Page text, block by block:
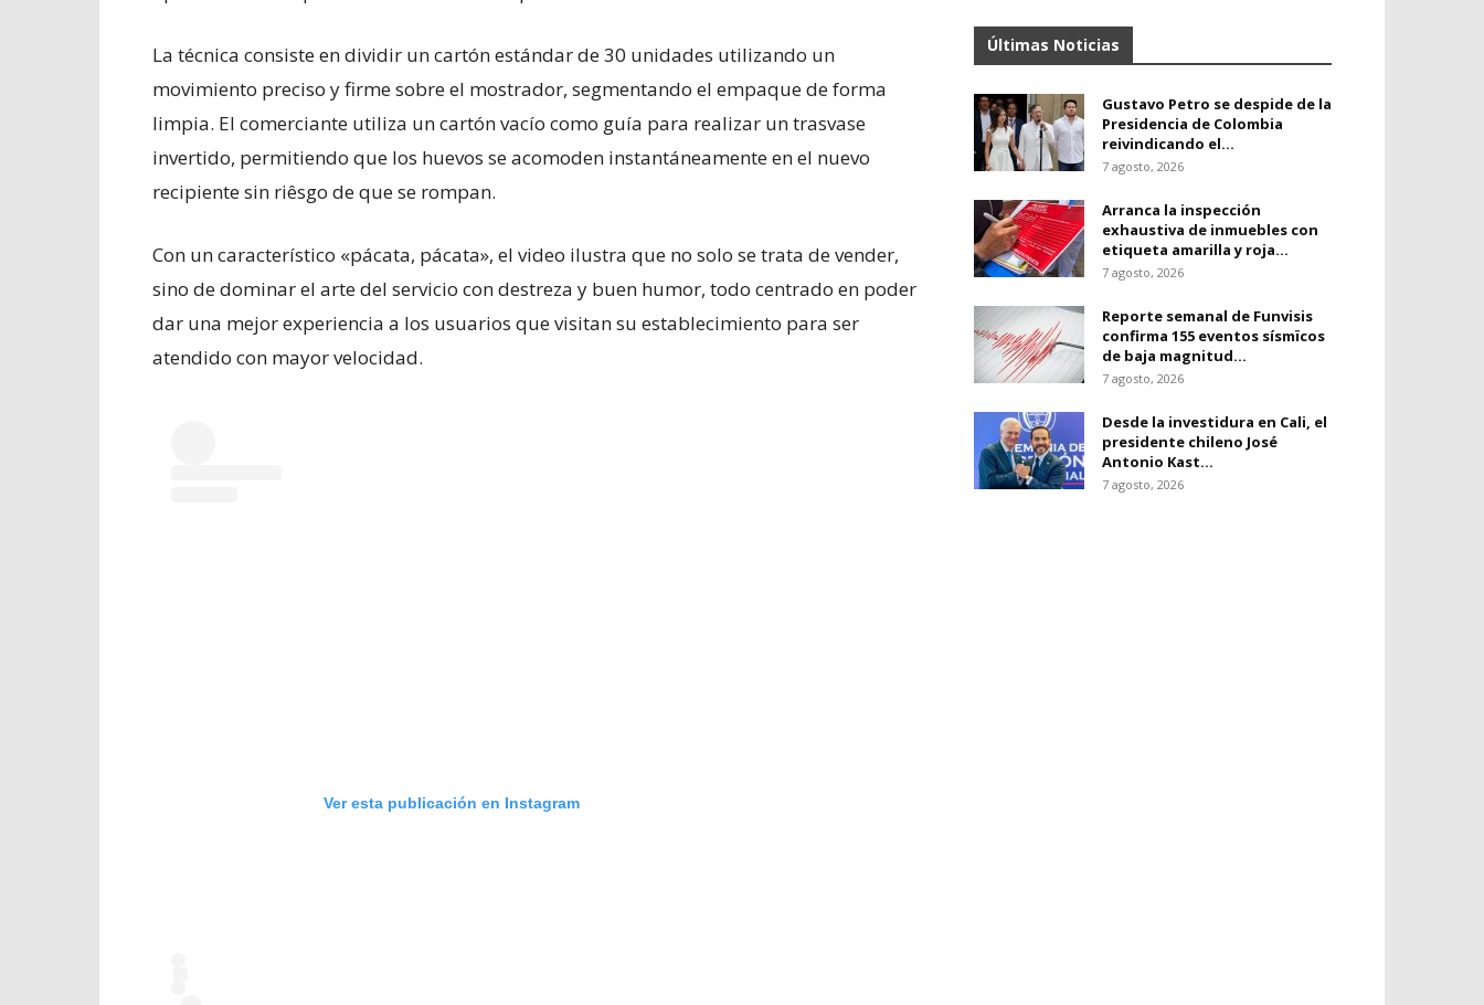
La técnica consiste en dividir un cartón estándar de 30 unidades utilizando un
movimiento preciso y firme sobre el mostrador, segmentando el empaque de forma
limpia. El comerciante utiliza un cartón vacío como guía para realizar un trasvase
invertido, permitiendo que los huevos se acomoden instantáneamente en el nuevo
recipiente sin riêsgo de que se rompan.
Con un característico «pácata, pácata», el video ilustra que no solo se trata de vender,
sino de dominar el arte del servicio con destreza y buen humor, todo centrado en poder
dar una mejor experiencia a los usuarios que visitan su establecimiento para ser
atendido con mayor velocidad.
Ver esta publicación en Instagram
Últimas Noticias
Gustavo Petro se despide de la
Presidencia de Colombia
reivindicando el...
7 agosto, 2026
Arranca la inspección
exhaustiva de inmuebles con
etiqueta amarilla y roja...
7 agosto, 2026
Reporte semanal de Funvisis
confirma 155 eventos sísmïcos
de baja magnitud...
7 agosto, 2026
Desde la investidura en Cali, el
presidente chileno José
Antonio Kast...
7 agosto, 2026